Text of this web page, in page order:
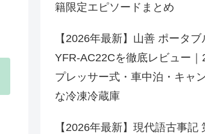
籍限定エピソードまとめ
【2026年最新】山善 ポータ
YFR-AC22Cを徹底レビュー｜
プレッサー式・車中泊・キャ
な冷凍冷蔵庫
【2026年最新】現代語古事記